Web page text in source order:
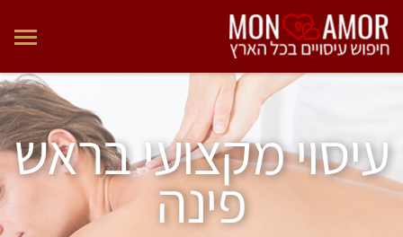
עיסוי מקצועי בראש
פינה